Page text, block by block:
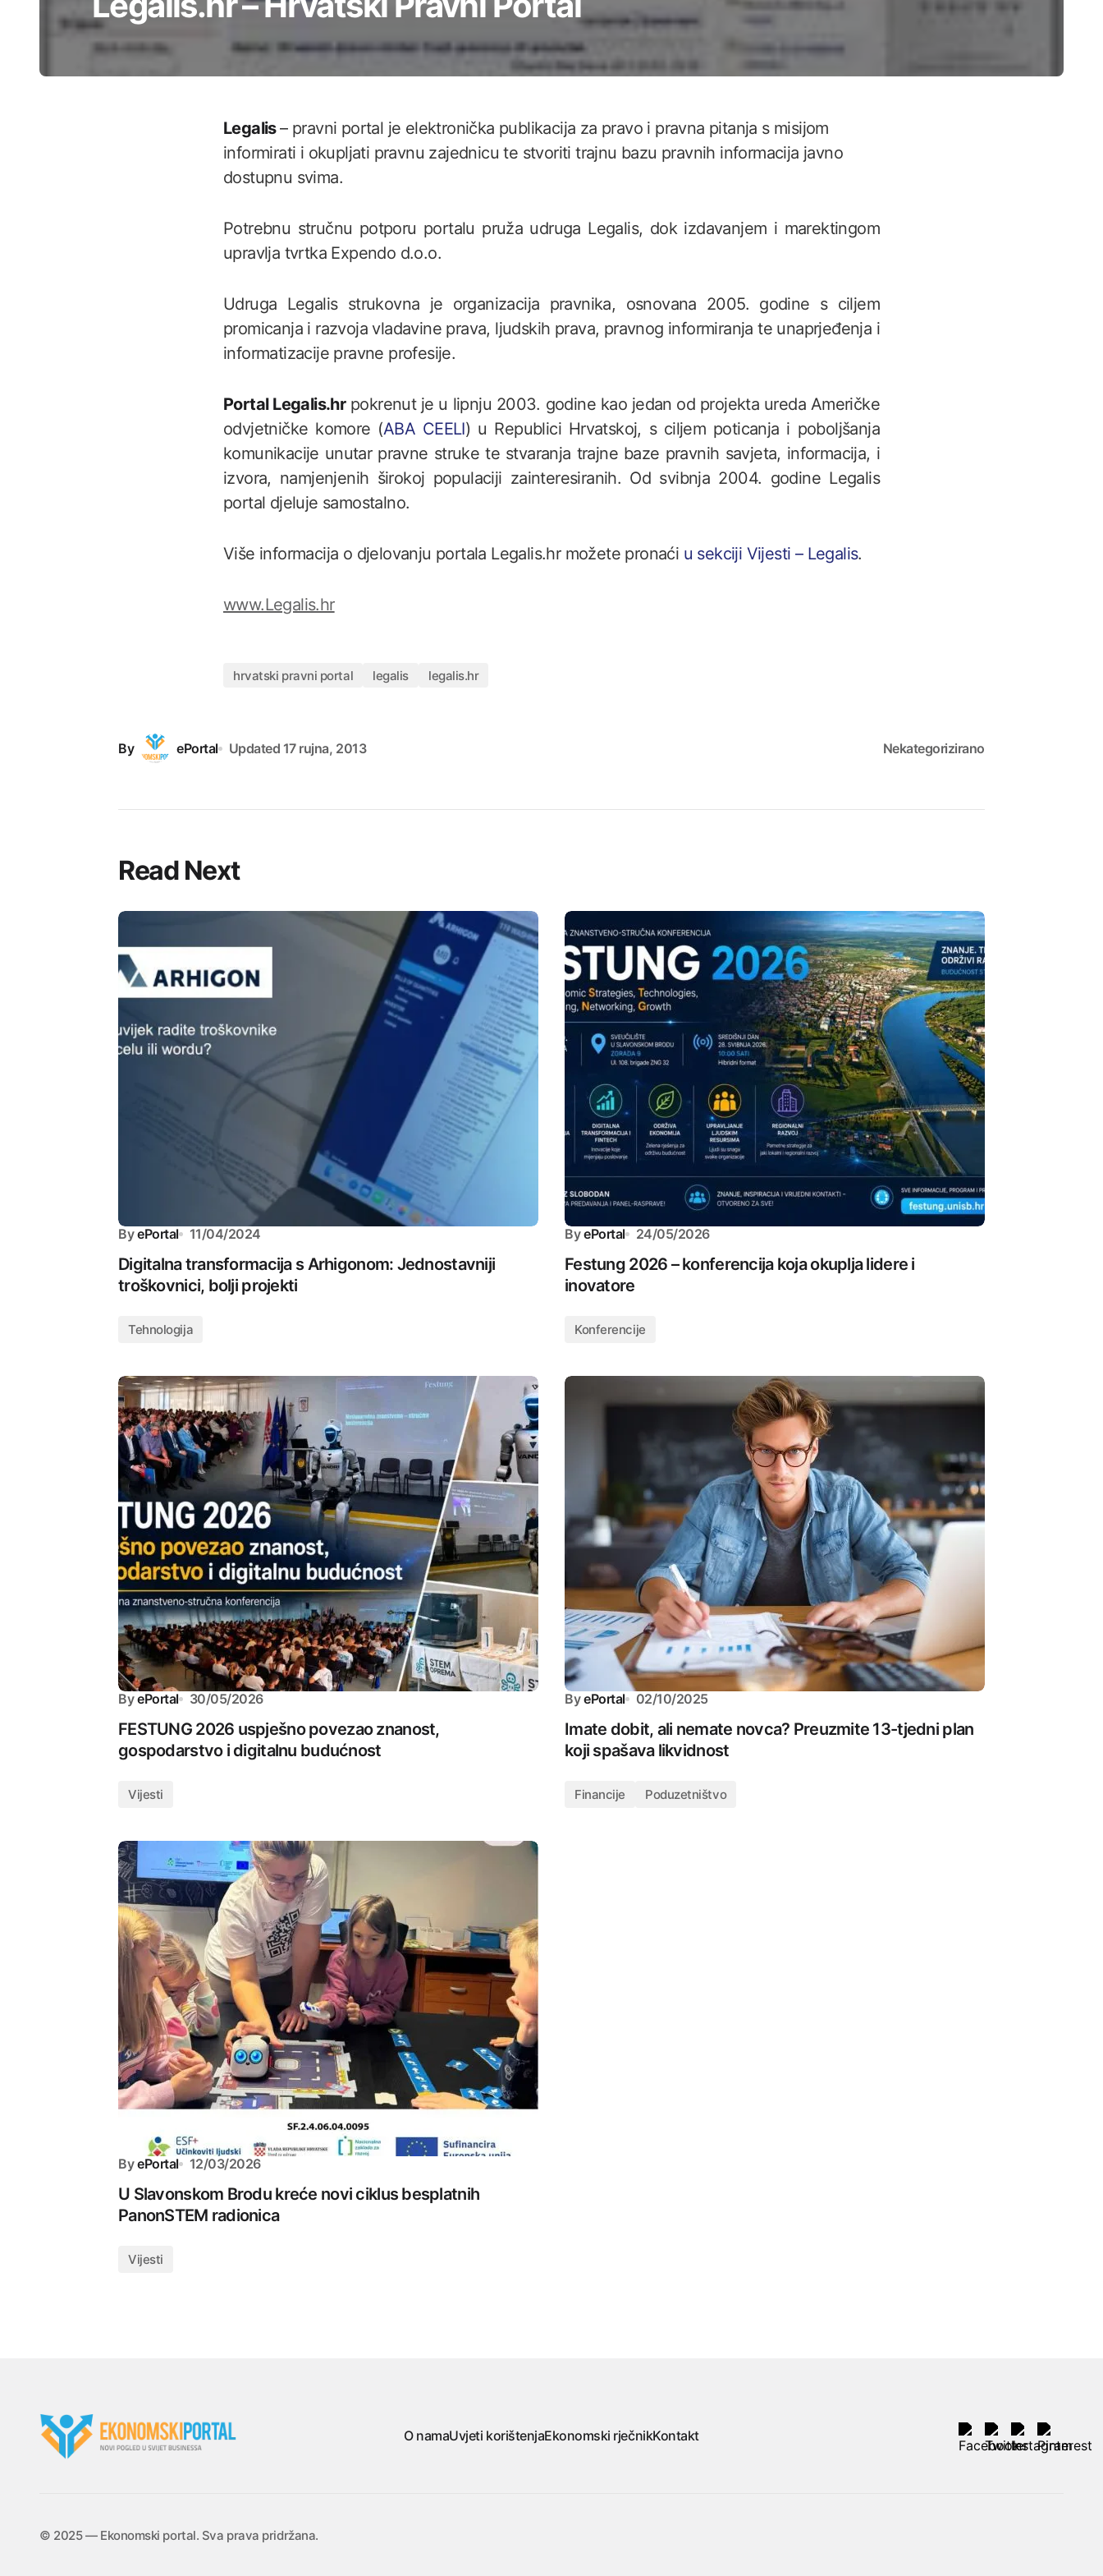
Legalis– pravni portal je elektronička publikacija za pravo i pravna pitanja s misijom
informirati i okupljati pravnu zajednicu te stvoriti trajnu bazu pravnih informacija javno
dostupnu svima.
Potrebnu stručnu potporu portalu pruža udruga Legalis, dok izdavanjem i marektingom
upravlja tvrtka Expendo d.o.o.
Udruga Legalis strukovna je organizacija pravnika, osnovana 2005. godine s ciljem
promicanja i razvoja vladavine prava, ljudskih prava, pravnog informiranja te unaprjeđenja i
informatizacije pravne profesije.
Portal Legalis.hrpokrenut je u lipnju 2003. godine kao jedan od projekta ureda Američke
odvjetničke komore (ABA CEELI) u Republici Hrvatskoj, s ciljem poticanja i poboljšanja
komunikacije unutar pravne struke te stvaranja trajne baze pravnih savjeta, informacija, i
izvora, namjenjenih širokoj populaciji zainteresiranih. Od svibnja 2004. godine Legalis
portal djeluje samostalno.
Više informacija o djelovanju portala Legalis.hr možete pronaći u sekciji Vijesti – Legalis.
www.Legalis.hr
hrvatski pravni portal legalis legalis.hr
By ePortal Updated 17 rujna, 2013 Nekategorizirano
Read Next
By ePortal 11/04/2024
Digitalna transformacija s Arhigonom: Jednostavniji
troškovnici, bolji projekti
Tehnologija
By ePortal 24/05/2026
Festung 2026 – konferencija koja okuplja lidere i
inovatore
Konferencije
By ePortal 30/05/2026
FESTUNG 2026 uspješno povezao znanost,
gospodarstvo i digitalnu budućnost
Vijesti
By ePortal 02/10/2025
Imate dobit, ali nemate novca? Preuzmite 13-tjedni plan
koji spašava likvidnost
Financije Poduzetništvo
By ePortal 12/03/2026
U Slavonskom Brodu kreće novi ciklus besplatnih
PanonSTEM radionica
Vijesti
O namaUvjeti korištenjaEkonomski rječnikKontakt
©️ 2025 — Ekonomski portal. Sva prava pridržana.